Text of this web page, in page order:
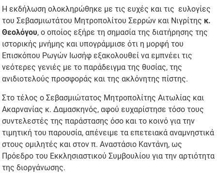
Η εκδήλωση ολοκληρώθηκε με τις ευχές και τις ευλογίες
του Σεβασμιωτάτου Μητροπολίτου Σερρών και Νιγρίτης κ.
Θεολόγου, ο οποίος εξήρε τη σημασία της διατήρησης της
ιστορικής μνήμης και υπογράμμισε ότι η μορφή του
Επισκόπου Ρωγών Ιωσήφ εξακολουθεί να εμπνέει τις
νεότερες γενιές με το παράδειγμα της θυσίας, της
ανιδιοτελούς προσφοράς και της ακλόνητης πίστης.
Στο τέλος ο Σεβασμιώτατος Μητροπολίτης Αιτωλίας και
Ακαρνανίας κ. Δαμασκηνός, αφού ευχαρίστησε τόσο τους
συντελεστές της παράστασης όσο και το κοινό για την
τιμητική του παρουσία, απένειμε τα επετειακά αναμνηστικά
στους ομιλητές και στον π. Αναστάσιο Καντάνη, ως
Πρόεδρο του Εκκλησιαστικού Συμβουλίου για την αρτιότητα
της διοργάνωσης.